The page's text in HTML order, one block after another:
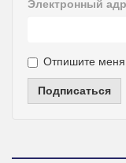
Электронный
Отпишите меня
Подписаться